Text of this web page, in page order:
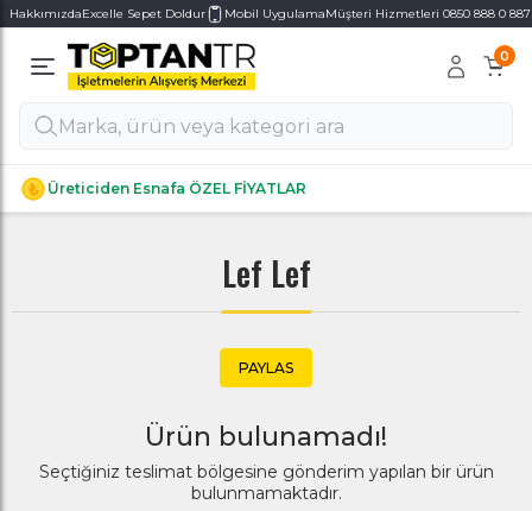
HakkımızdaExcelle Sepet Doldur Mobil UygulamaMüşteri Hizmetleri 0850 888 0 887
0
Üreticiden Esnafa ÖZEL FİYATLAR
Alt Kategoriler
Alt Kategoriler
Lef Lef
PAYLAS
Ürün bulunamadı!
Seçtiğiniz teslimat bölgesine gönderim yapılan bir ürün
bulunmamaktadır.